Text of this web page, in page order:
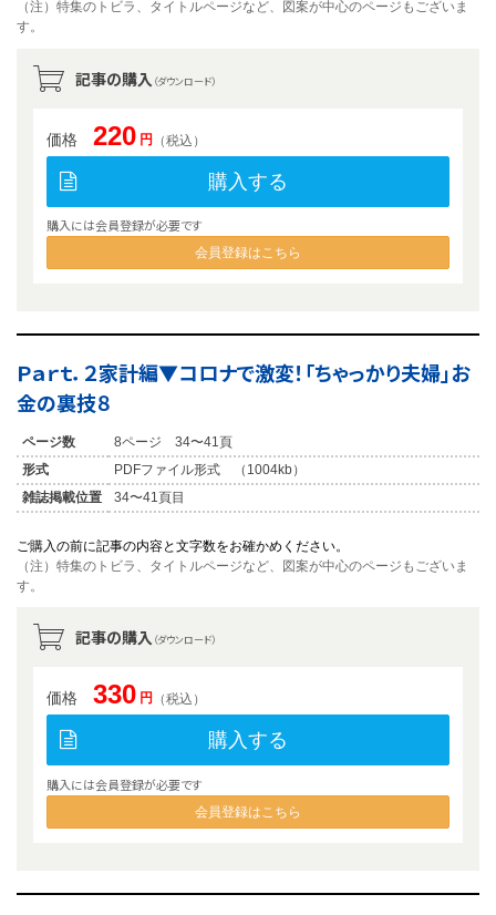
（注）特集のトビラ、タイトルページなど、図案が中心のページもございま
す。
記事の購入 （ダウンロード）
価格 220 円 （税込）
購入する
購入には会員登録が必要です
会員登録はこちら
Ｐａｒｔ．２家計編▼コロナで激変！「ちゃっかり夫婦」お
金の裏技８
ページ数
8ページ 34〜41頁
形式
PDFファイル形式 （1004kb）
雑誌掲載位置
34〜41頁目
ご購入の前に記事の内容と文字数をお確かめください。
（注）特集のトビラ、タイトルページなど、図案が中心のページもございま
す。
記事の購入 （ダウンロード）
価格 330 円 （税込）
購入する
購入には会員登録が必要です
会員登録はこちら